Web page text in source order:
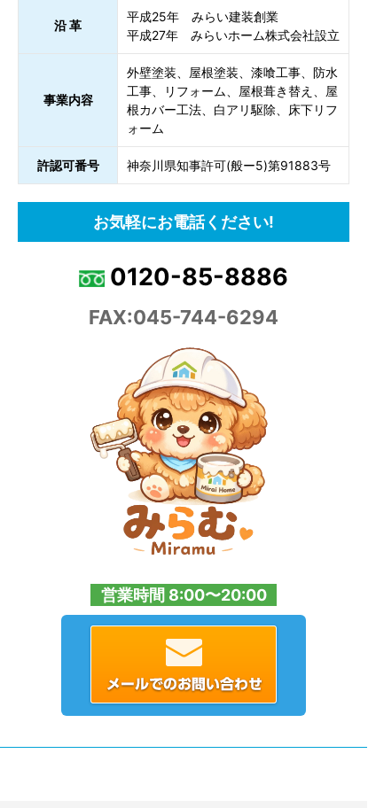
沿 革
平成25年 みらい建装創業
平成27年 みらいホーム株式会社設立
事業内容
外壁塗装、屋根塗装、漆喰工事、防水
工事、リフォーム、屋根葺き替え、屋
根カバー工法、白アリ駆除、床下リフ
ォーム
許認可番号 神奈川県知事許可(般ー5)第91883号
お気軽にお電話ください!
0120-85-8886
FAX:045-744-6294
営業時間 8:00〜20:00